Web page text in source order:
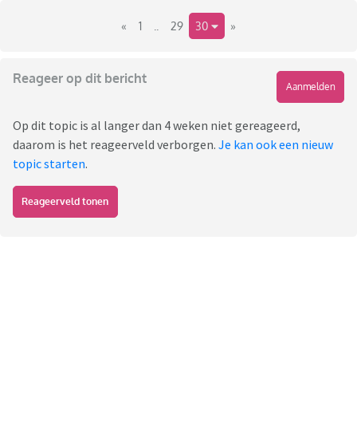
« 1 29 30 »
Reageer op dit bericht
Aanmelden
Op dit topic is al langer dan 4 weken niet gereageerd,
daarom is het reageerveld verborgen. Je kan ook een nieuw
topic starten.
Reageerveld tonen